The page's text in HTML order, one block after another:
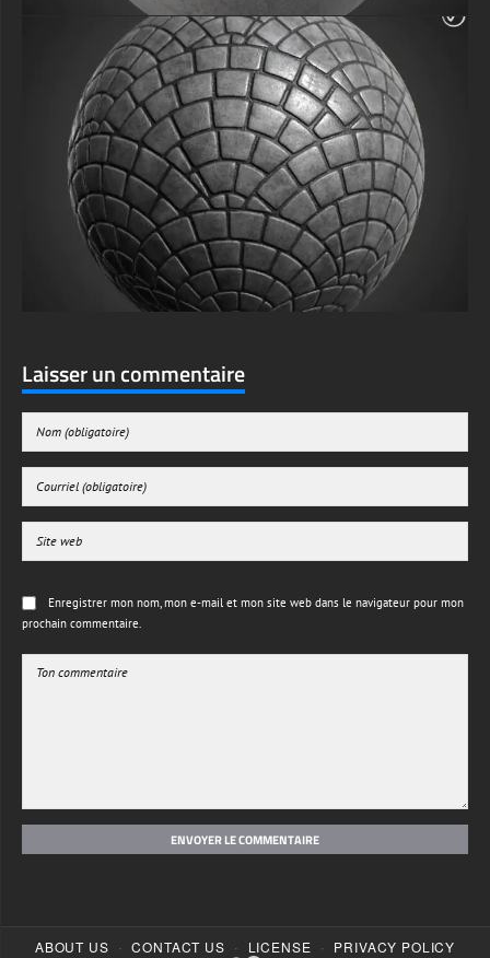
Laisser un commentaire
Enregistrer mon nom, mon e-mail et mon site web dans le navigateur pour mon
prochain commentaire.
ENVOYER LE COMMENTAIRE
ABOUT US · CONTACT US · LICENSE · PRIVACY POLICY